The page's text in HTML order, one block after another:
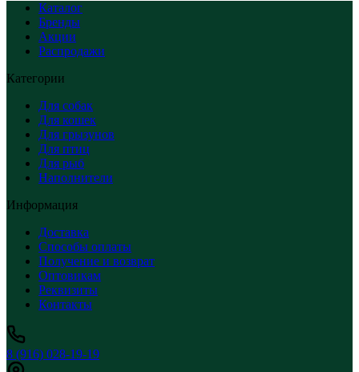
Каталог
Бренды
Акции
Распродажи
Категории
Для собак
Для кошек
Для грызунов
Для птиц
Для рыб
Наполнители
Информация
Доставка
Способы оплаты
Получение и возврат
Оптовикам
Реквизиты
Контакты
8 (916) 028-19-19